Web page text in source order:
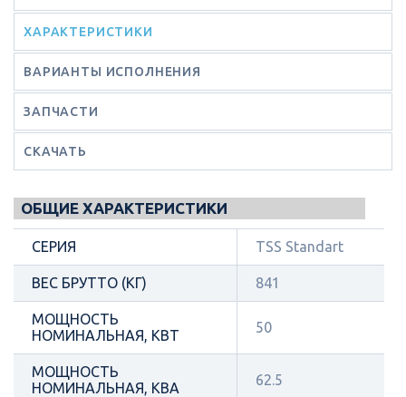
ХАРАКТЕРИСТИКИ
ВАРИАНТЫ ИСПОЛНЕНИЯ
ЗАПЧАСТИ
СКАЧАТЬ
ОБЩИЕ ХАРАКТЕРИСТИКИ
СЕРИЯ TSS Standart
ВЕС БРУТТО (КГ) 841
МОЩНОСТЬ
НОМИНАЛЬНАЯ, КВТ
50
МОЩНОСТЬ
НОМИНАЛЬНАЯ, КВА
62.5